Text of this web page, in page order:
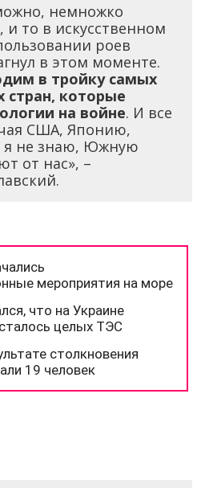
немножко
и то в искусственном
роев
в этом моменте.
в тройку самых
стран, которые
на войне. И все
США, Японию,
я не знаю, Южную
от нас», –